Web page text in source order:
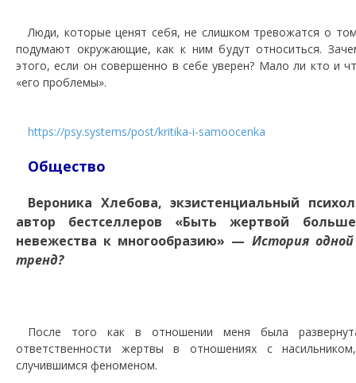
Люди, которые ценят себя, не слишком тревожатся о
подумают окружающие, как к ним будут относиться.
этого, если он совершенно в себе уверен? Мало ли кто и
«его проблемы».
https://psy.systems/post/kritika-i-samoocenka
Общество
Вероника Хлебова, экзистенциальный
автор бестселлеров «Быть жертвой
невежества к многообразию» — История
тренд?
После того как в отношении меня была
ответственности жертвы в отношениях с
случившимся феноменом.